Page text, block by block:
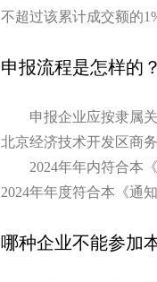
不超过该累计成交额的
申报流程是怎样的？
申报企业应按隶属关
北京经济技术开发区商
2024年年内符合本《
2024年年度符合本《通
哪种企业不能参加